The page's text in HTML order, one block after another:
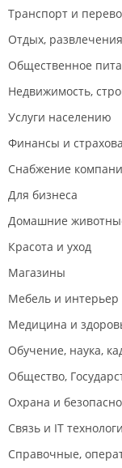
Транспорт и
Отдых,
Общественное
Недвижимость,
Услуги населению
Финансы и
Снабжение
Для бизнеса
Домашние
Красота и уход
Магазины
Мебель и интерьер
Медицина и
Обучение, наука,
Общество,
Охрана и
Связь и IT
Справочные,